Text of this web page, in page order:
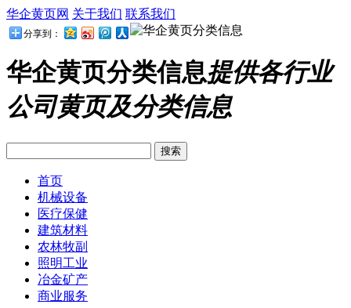
华企黄页网 关于我们 联系我们
分享到：
华企黄页分类信息提供各行业
公司黄页及分类信息
首页
机械设备
医疗保健
建筑材料
农林牧副
照明工业
冶金矿产
商业服务